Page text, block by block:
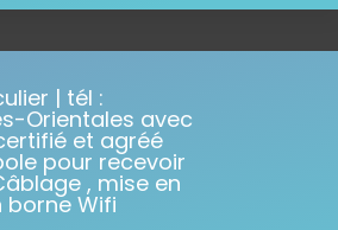
| tél :
Orientales avec
et agréé
pour recevoir
, mise en
borne Wifi